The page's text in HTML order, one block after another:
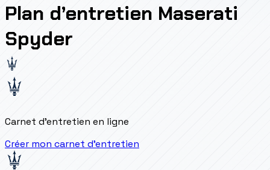
Plan d’entretien Maserati
Spyder
Carnet d'entretien en ligne
Créer mon carnet d'entretien